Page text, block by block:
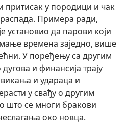
притисак у породици и чак
Примера ради,
установио да парови који
времена заједно, више
У поређењу са другим
и финансија трају
и удараца и
у свађу о другим
што се многи бракови
око новца.